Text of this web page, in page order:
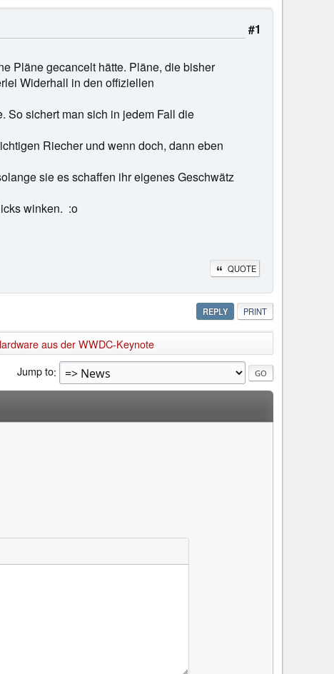
#1
Pläne gecancelt hätte. Pläne, die bisher
Widerhall in den offiziellen
So sichert man sich in jedem Fall die
Riecher und wenn doch, dann eben
sie es schaffen ihr eigenes Geschwätz
winken. :o
QUOTE
REPLY PRINT
aus der WWDC-Keynote
Jump to